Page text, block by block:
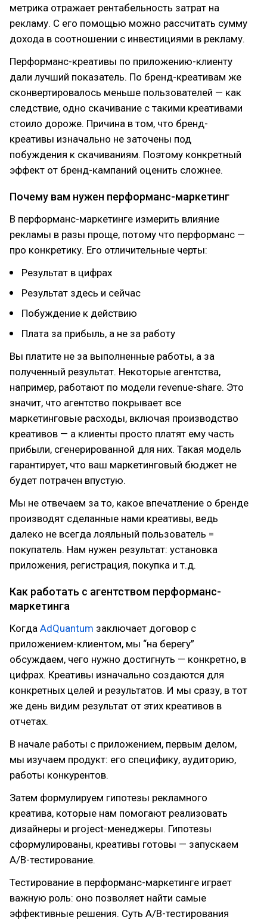
метрика отражает рентабельность затрат на
рекламу. С его помощью можно рассчитать сумму
дохода в соотношении с инвестициями в рекламу.
Перформанс-креативы по приложению-клиенту
дали лучший показатель. По бренд-креативам же
сконвертировалось меньше пользователей — как
следствие, одно скачивание с такими креативами
стоило дороже. Причина в том, что бренд-
креативы изначально не заточены под
побуждения к скачиваниям. Поэтому конкретный
эффект от бренд-кампаний оценить сложнее.
Почему вам нужен перформанс-маркетинг
В перформанс-маркетинге измерить влияние
рекламы в разы проще, потому что перформанс —
про конкретику. Его отличительные черты:
Результат в цифрах
Результат здесь и сейчас
Побуждение к действию
Плата за прибыль, а не за работу
Вы платите не за выполненные работы, а за
полученный результат. Некоторые агентства,
например, работают по модели revenue-share. Это
значит, что агентство покрывает все
маркетинговые расходы, включая производство
креативов — а клиенты просто платят ему часть
прибыли, сгенерированной для них. Такая модель
гарантирует, что ваш маркетинговый бюджет не
будет потрачен впустую.
Мы не отвечаем за то, какое впечатление о бренде
производят сделанные нами креативы, ведь
далеко не всегда лояльный пользователь =
покупатель. Нам нужен результат: установка
приложения, регистрация, покупка и т.д.
Как работать с агентством перформанс-
маркетинга
Когда AdQuantum заключает договор с
приложением-клиентом, мы “на берегу”
обсуждаем, чего нужно достигнуть — конкретно, в
цифрах. Креативы изначально создаются для
конкретных целей и результатов. И мы сразу, в тот
же день видим результат от этих креативов в
отчетах.
В начале работы с приложением, первым делом,
мы изучаем продукт: его специфику, аудиторию,
работы конкурентов.
Затем формулируем гипотезы рекламного
креатива, которые нам помогают реализовать
дизайнеры и project-менеджеры. Гипотезы
сформулированы, креативы готовы — запускаем
A/B-тестирование.
Тестирование в перформанс-маркетинге играет
важную роль: оно позволяет найти самые
эффективные решения. Суть A/B-тестирования